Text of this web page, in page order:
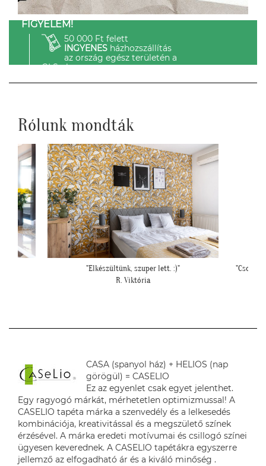
FIGYELEM!
50 000 Ft felett
INGYENESházhozszállítás
az ország egész területén a
GLS-el.
Rólunk mondták
"Csodálatos a fotótapéta még szebb mint ahogy
gondoltam!"
""Kicsit
CASA (spanyol ház) + HELIOS (nap
görögül) = CASELIO
Ez az egyenlet csak egyet jelenthet.
Egy ragyogó márkát, mérhetetlen optimizmussal! A
CASELIO tapéta márka a szenvedély és a lelkesedés
kombinációja, kreativitással és a megszülető színek
érzésével. A márka eredeti motívumai és csillogó színei
ügyesen keverednek. A CASELIO tapétákra egyszerre
jellemző az elfogadható ár és a kiváló minőség .